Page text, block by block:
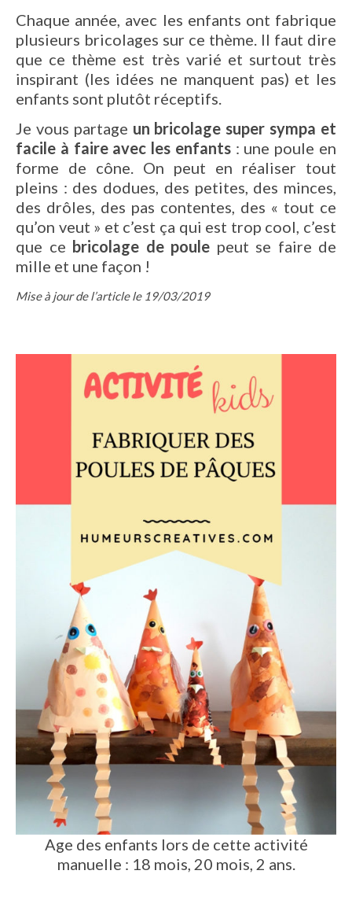
Chaque année, avec les enfants ont fabrique
plusieurs bricolages sur ce thème. Il faut dire
que ce thème est très varié et surtout très
inspirant (les idées ne manquent pas) et les
enfants sont plutôt réceptifs.
Je vous partage un bricolage super sympa et
facile à faire avec les enfants: une poule en
forme de cône. On peut en réaliser tout
pleins : des dodues, des petites, des minces,
des drôles, des pas contentes, des « tout ce
qu’on veut » et c’est ça qui est trop cool, c’est
que ce bricolage de poule peut se faire de
mille et une façon !
Mise à jour de l’article le 19/03/2019
Age des enfants lors de cette activité
manuelle : 18 mois, 20 mois, 2 ans.